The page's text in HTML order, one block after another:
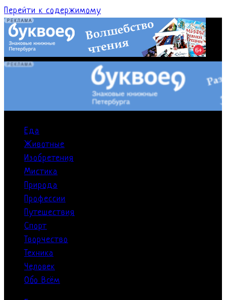
Перейти к содержимому
Еда
Животные
Изобретения
Мистика
Природа
Профессии
Путешествия
Спорт
Творчество
Техника
Человек
Обо Всём